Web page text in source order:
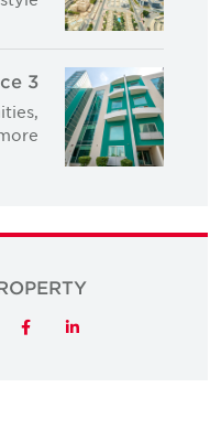
3
LinkedIn